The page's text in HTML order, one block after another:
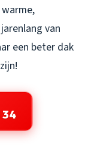
van
een beter dak
34